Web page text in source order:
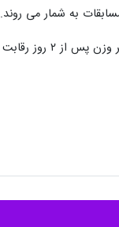
به شمار می روند.